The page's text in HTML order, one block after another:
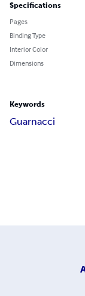
Specifications
Pages
Binding Type
Interior Color
Dimensions
Keywords
Guarnacci